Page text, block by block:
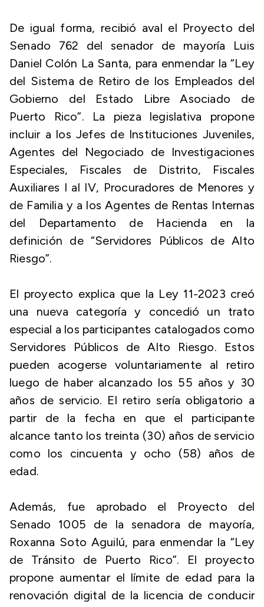
De igual forma, recibió aval el Proyecto del
Senado 762 del senador de mayoría Luis
Daniel Colón La Santa, para enmendar la “Ley
del Sistema de Retiro de los Empleados del
Gobierno del Estado Libre Asociado de
Puerto Rico”. La pieza legislativa propone
incluir a los Jefes de Instituciones Juveniles,
Agentes del Negociado de Investigaciones
Especiales, Fiscales de Distrito, Fiscales
Auxiliares I al IV, Procuradores de Menores y
de Familia y a los Agentes de Rentas Internas
del Departamento de Hacienda en la
definición de “Servidores Públicos de Alto
Riesgo”.
El proyecto explica que la Ley 11-2023 creó
una nueva categoría y concedió un trato
especial a los participantes catalogados como
Servidores Públicos de Alto Riesgo. Estos
pueden acogerse voluntariamente al retiro
luego de haber alcanzado los 55 años y 30
años de servicio. El retiro sería obligatorio a
partir de la fecha en que el participante
alcance tanto los treinta (30) años de servicio
como los cincuenta y ocho (58) años de
edad.
Además, fue aprobado el Proyecto del
Senado 1005 de la senadora de mayoría,
Roxanna Soto Aguilú, para enmendar la “Ley
de Tránsito de Puerto Rico”. El proyecto
propone aumentar el límite de edad para la
renovación digital de la licencia de conducir